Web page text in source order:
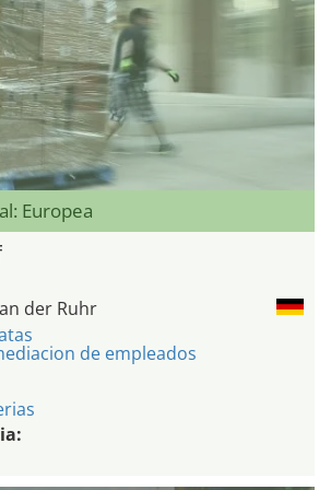
Europea
der Ruhr
de empleados